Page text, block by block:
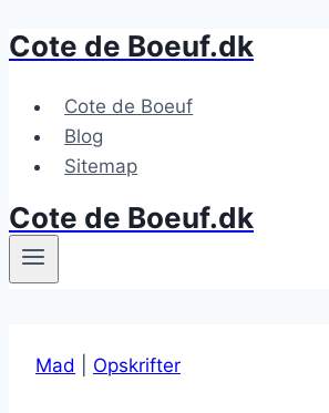
Fortsæt
indhold
Cote de Boeuf.dk
Cote de Boeuf
Blog
Sitemap
Cote de Boeuf.dk
Mad Opskrifter